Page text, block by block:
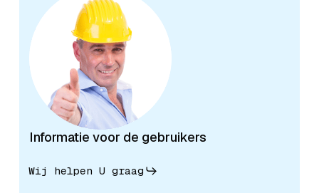
Informatie voor de gebruikers
Wij helpen U graag